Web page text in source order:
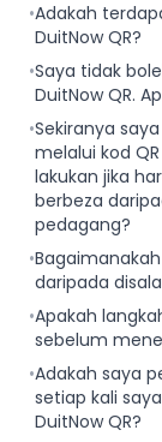
•Adakah
DuitNow QR?
•Saya tidak
DuitNow QR.
•Sekiranya
melalui kod
lakukan jika
berbeza
pedagang?
•
daripada
•Apakah
sebelum
•Adakah saya
setiap kali
DuitNow QR?